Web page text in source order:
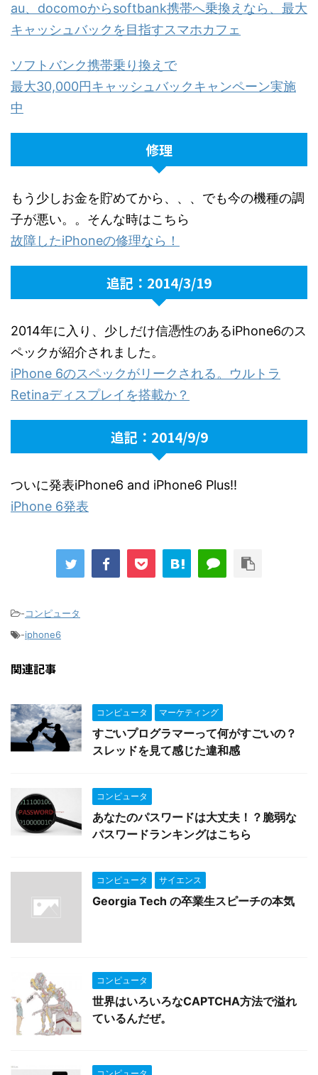
au、docomoからsoftbank携帯へ乗換えなら、最大
キャッシュバックを目指すスマホカフェ
ソフトバンク携帯乗り換えで
最大30,000円キャッシュバックキャンペーン実施
中
修理
もう少しお金を貯めてから、、、でも今の機種の調
子が悪い。。そんな時はこちら
故障したiPhoneの修理なら！
追記：2014/3/19
2014年に入り、少しだけ信憑性のあるiPhone6のス
ペックが紹介されました。
iPhone 6のスペックがリークされる。ウルトラ
Retinaディスプレイを搭載か？
追記：2014/9/9
ついに発表iPhone6 and iPhone6 Plus!!
iPhone 6発表
-コンピュータ
-iphone6
関連記事
コンピュータ マーケティング
すごいプログラマーって何がすごいの？
スレッドを見て感じた違和感
コンピュータ
あなたのパスワードは大丈夫！？脆弱な
パスワードランキングはこちら
コンピュータ サイエンス
Georgia Tech の卒業生スピーチの本気
コンピュータ
世界はいろいろなCAPTCHA方法で溢れ
ているんだぜ。